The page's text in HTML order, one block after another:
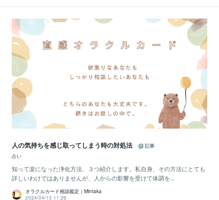
人の気持ちを感じ取ってしまう時の対処法
記事
占い
知って楽になった浄化方法、３つ紹介します。私自身、その方法にとても
詳しいわけではありませんが、人からの影響を受けて体調を...
オラクルカード相談鑑定｜Mintaka
2024/04/13 11:26